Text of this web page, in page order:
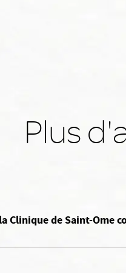
Plus
Clinique de Saint-Ome